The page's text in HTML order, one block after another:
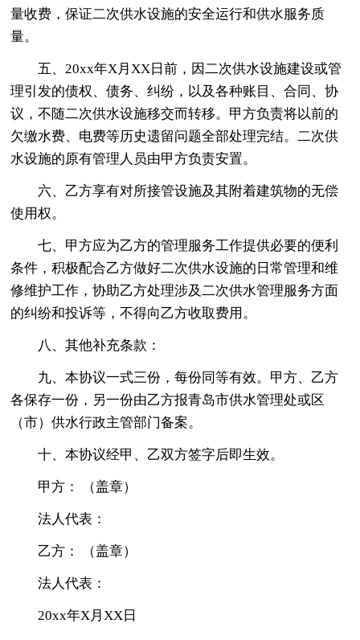
量收费，保证二次供水设施的安全运行和供水服务质
量。
五、20xx年X月XX日前，因二次供水设施建设或管
理引发的债权、债务、纠纷，以及各种账目、合同、协
议，不随二次供水设施移交而转移。甲方负责将以前的
欠缴水费、电费等历史遗留问题全部处理完结。二次供
水设施的原有管理人员由甲方负责安置。
六、乙方享有对所接管设施及其附着建筑物的无偿
使用权。
七、甲方应为乙方的管理服务工作提供必要的便利
条件，积极配合乙方做好二次供水设施的日常管理和维
修维护工作，协助乙方处理涉及二次供水管理服务方面
的纠纷和投诉等，不得向乙方收取费用。
八、其他补充条款：
九、本协议一式三份，每份同等有效。甲方、乙方
各保存一份，另一份由乙方报青岛市供水管理处或区
（市）供水行政主管部门备案。
十、本协议经甲、乙双方签字后即生效。
甲方： （盖章）
法人代表：
乙方： （盖章）
法人代表：
20xx年X月XX日